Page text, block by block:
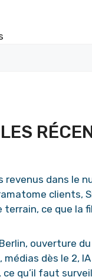
revenus dans le
clients,
terrain, ce que la
ouverture
médias dès le 2,
qu’il faut